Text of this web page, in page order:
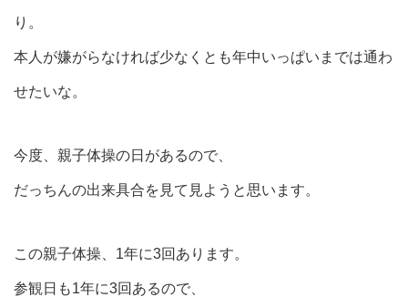
り。
本人が嫌がらなければ少なくとも年中いっぱいまでは通わ
せたいな。
今度、親子体操の日があるので、
だっちんの出来具合を見て見ようと思います。
この親子体操、1年に3回あります。
参観日も1年に3回あるので、